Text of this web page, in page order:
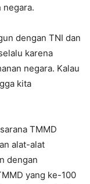
negara.
dengan TNI dan
karena
negara. Kalau
kita
TMMD
alat-alat
dengan
yang ke-100